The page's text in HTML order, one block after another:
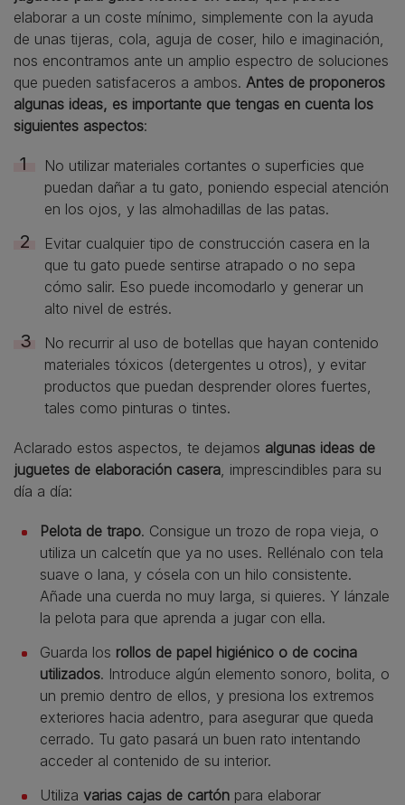
elaborar a un coste mínimo, simplemente con la ayuda
de unas tijeras, cola, aguja de coser, hilo e imaginación,
nos encontramos ante un amplio espectro de soluciones
que pueden satisfaceros a ambos. Antes de proponeros
algunas ideas, es importante que tengas en cuenta los
siguientes aspectos:
No utilizar materiales cortantes o superficies que
puedan dañar a tu gato, poniendo especial atención
en los ojos, y las almohadillas de las patas.
Evitar cualquier tipo de construcción casera en la
que tu gato puede sentirse atrapado o no sepa
cómo salir. Eso puede incomodarlo y generar un
alto nivel de estrés.
No recurrir al uso de botellas que hayan contenido
materiales tóxicos (detergentes u otros), y evitar
productos que puedan desprender olores fuertes,
tales como pinturas o tintes.
Aclarado estos aspectos, te dejamos algunas ideas de
juguetes de elaboración casera , imprescindibles para su
día a día:
Pelota de trapo. Consigue un trozo de ropa vieja, o
utiliza un calcetín que ya no uses. Rellénalo con tela
suave o lana, y cósela con un hilo consistente.
Añade una cuerda no muy larga, si quieres. Y lánzale
la pelota para que aprenda a jugar con ella.
Guarda los rollos de papel higiénico o de cocina
utilizados. Introduce algún elemento sonoro, bolita, o
un premio dentro de ellos, y presiona los extremos
exteriores hacia adentro, para asegurar que queda
cerrado. Tu gato pasará un buen rato intentando
acceder al contenido de su interior.
Utiliza varias cajas de cartón para elaborar